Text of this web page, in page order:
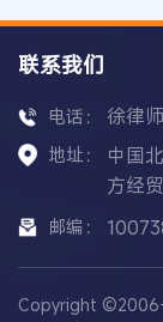
联系我们
电话： 徐律
地址：
中国
方经
邮编：
Copyright ©2006-